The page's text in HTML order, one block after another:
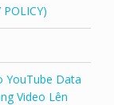
YouTube Data
Video Lên